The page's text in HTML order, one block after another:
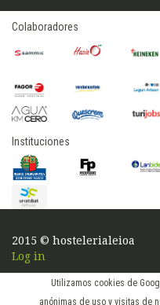
Utilizamos cookies de
anónimas de uso y visitas de
Colaboradores
Instituciones
2015 © hostelerialeioa
Log in